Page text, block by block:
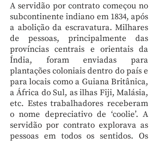
A servidão por contrato começou no
subcontinente indiano em 1834, após
a abolição da escravatura. Milhares
de pessoas, principalmente das
províncias centrais e orientais da
Índia, foram enviadas para
plantações coloniais dentro do país e
para locais como a Guiana Britânica,
a África do Sul, as ilhas Fiji, Malásia,
etc. Estes trabalhadores receberam
o nome depreciativo de ‘coolie’. A
servidão por contrato explorava as
pessoas em todos os sentidos. Os